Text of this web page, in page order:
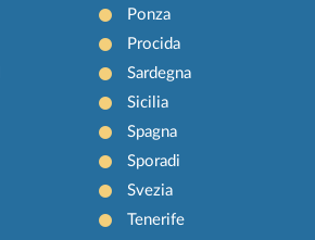
Ponza
Procida
Sardegna
Sicilia
Spagna
Sporadi
Svezia
Tenerife